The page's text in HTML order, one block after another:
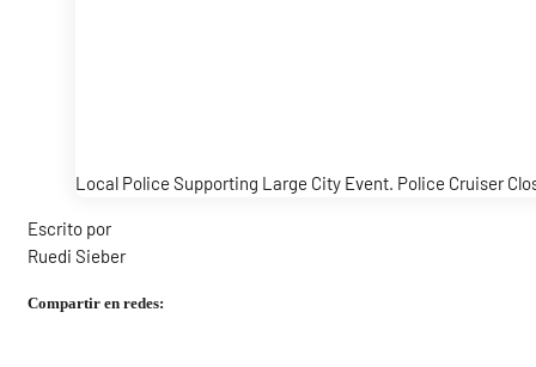
Local Police Supporting Large City Event. Police Cruiser
Escrito por
Ruedi Sieber
Compartir en redes: